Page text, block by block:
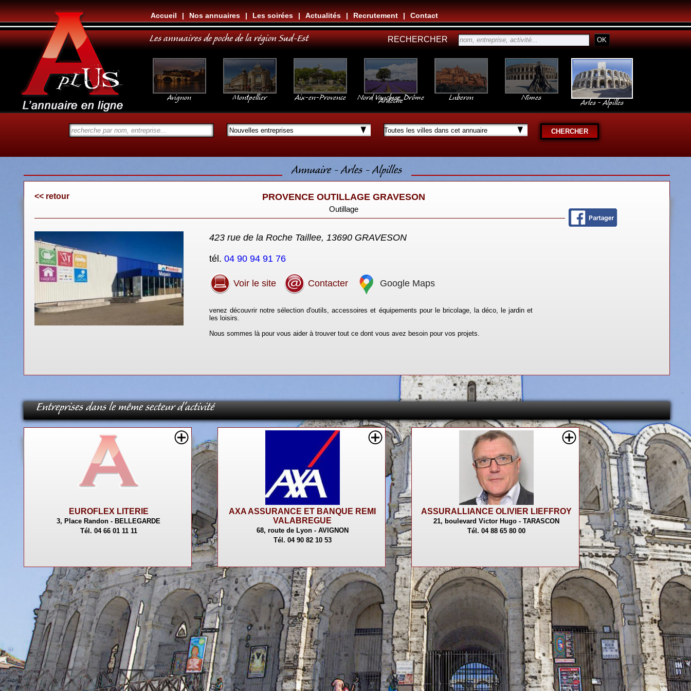
Les annuaires de poche de la région Sud-Est RECHERCHER
Accueil | Nos annuaires | Les soirées | Actualités | Recrutement | Contact
Avignon Montpellier Aix-en-Provence
Nord Vaucluse, Drôme
Ardèche
Luberon
Nîmes
Arles - Alpilles
Annuaire - Arles - Alpilles
<< retour PROVENCE OUTILLAGE GRAVESON
Outillage
423 rue de la Roche Taillee, 13690 GRAVESON
tél. 04 90 94 91 76
Voir le site Contacter Google Maps
venez découvrir notre sélection d'outils, accessoires et équipements pour le bricolage, la déco, le jardin et
les loisirs.
Nous sommes là pour vous aider à trouver tout ce dont vous avez besoin pour vos projets.
Entreprises dans le même secteur d'activité
EUROFLEX LITERIE
3, Place Randon - BELLEGARDE
Tél. 04 66 01 11 11
AXA ASSURANCE ET BANQUE REMI
VALABREGUE
68, route de Lyon - AVIGNON
Tél. 04 90 82 10 53
ASSURALLIANCE OLIVIER LIEFFROY
21, boulevard Victor Hugo - TARASCON
Tél. 04 88 65 80 00